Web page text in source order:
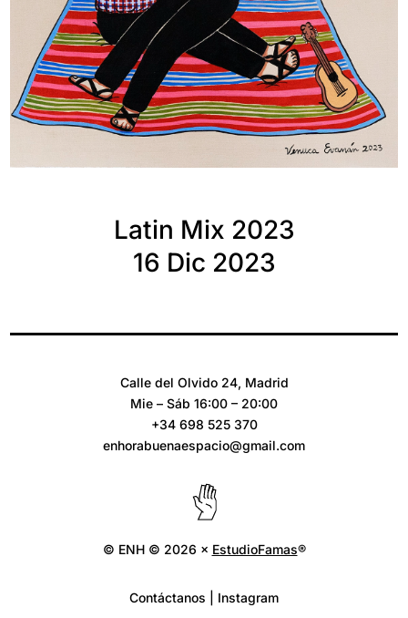
Latin Mix 2023
16 Dic 2023
Calle del Olvido 24, Madrid
Mie – Sáb 16:00 – 20:00
+34 698 525 370
enhorabuenaespacio@gmail.com
© ENH © 2026 × EstudioFamas®
Contáctanos | Instagram